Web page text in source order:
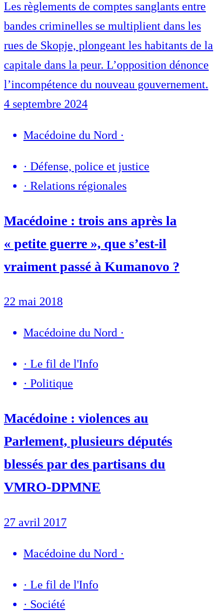
Les règlements de comptes sanglants entre
bandes criminelles se multiplient dans les
rues de Skopje, plongeant les habitants de la
capitale dans la peur. L’opposition dénonce
l’incompétence du nouveau gouvernement.
4 septembre 2024
Macédoine du Nord ·
· Défense, police et justice
· Relations régionales
Macédoine : trois ans après la
« petite guerre », que s’est-il
vraiment passé à Kumanovo ?
22 mai 2018
Macédoine du Nord ·
· Le fil de l'Info
· Politique
Macédoine : violences au
Parlement, plusieurs députés
blessés par des partisans du
VMRO-DPMNE
27 avril 2017
Macédoine du Nord ·
· Le fil de l'Info
· Société